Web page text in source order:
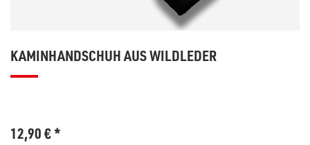
KAMINHANDSCHUH AUS WILDLEDER
12,90€*